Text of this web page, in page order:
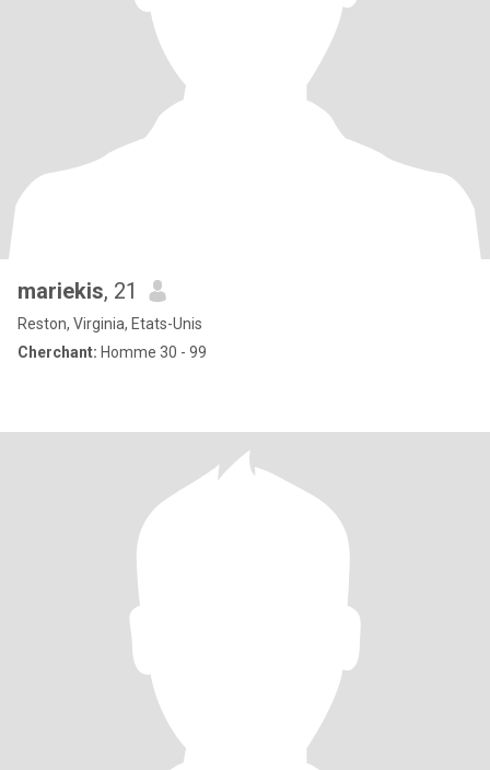
mariekis, 21
Reston, Virginia, Etats-Unis
Cherchant: Homme 30 - 99